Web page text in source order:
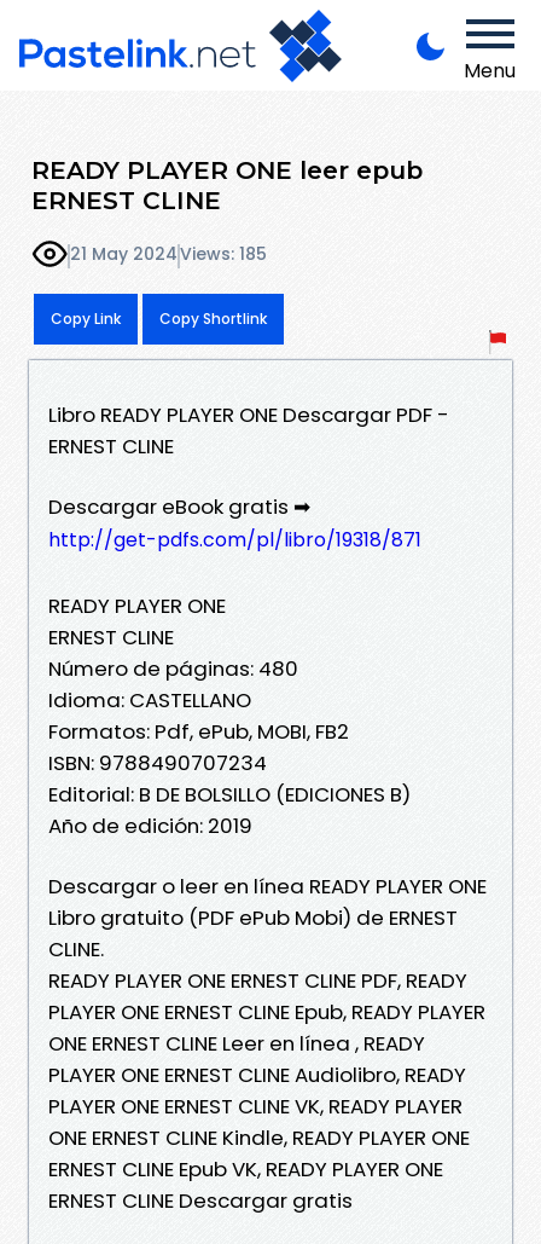
Menu
READY PLAYER ONE leer epub
ERNEST CLINE
21 May 2024Views: 185
Copy Link Copy Shortlink
Libro READY PLAYER ONE Descargar PDF -
ERNEST CLINE
Descargar eBook gratis ➡
http://get-pdfs.com/pl/libro/19318/871
READY PLAYER ONE
ERNEST CLINE
Número de páginas: 480
Idioma: CASTELLANO
Formatos: Pdf, ePub, MOBI, FB2
ISBN: 9788490707234
Editorial: B DE BOLSILLO (EDICIONES B)
Año de edición: 2019
Descargar o leer en línea READY PLAYER ONE
Libro gratuito (PDF ePub Mobi) de ERNEST
CLINE.
READY PLAYER ONE ERNEST CLINE PDF, READY
PLAYER ONE ERNEST CLINE Epub, READY PLAYER
ONE ERNEST CLINE Leer en línea , READY
PLAYER ONE ERNEST CLINE Audiolibro, READY
PLAYER ONE ERNEST CLINE VK, READY PLAYER
ONE ERNEST CLINE Kindle, READY PLAYER ONE
ERNEST CLINE Epub VK, READY PLAYER ONE
ERNEST CLINE Descargar gratis